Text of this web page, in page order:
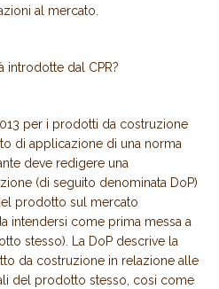
al mercato.
introdotte dal CPR?
per i prodotti da costruzione
di applicazione di una norma
deve redigere una
(di seguito denominata DoP)
prodotto sul mercato
intendersi come prima messa a
stesso). La DoP descrive la
da costruzione in relazione alle
del prodotto stesso, cosi come